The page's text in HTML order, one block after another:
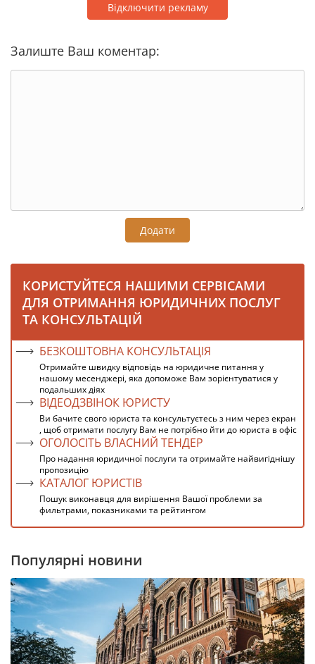
Відключити рекламу
Залиште Ваш коментар:
Додати
КОРИСТУЙТЕСЯ НАШИМИ СЕРВІСАМИ
ДЛЯ ОТРИМАННЯ ЮРИДИЧНИХ ПОСЛУГ
ТА КОНСУЛЬТАЦІЙ
БЕЗКОШТОВНА КОНСУЛЬТАЦІЯ
Отримайте швидку відповідь на юридичне питання у
нашому месенджері, яка допоможе Вам зорієнтуватися у
подальших діях
ВІДЕОДЗВІНОК ЮРИСТУ
Ви бачите свого юриста та консультуєтесь з ним через екран
, щоб отримати послугу Вам не потрібно йти до юриста в офіс
ОГОЛОСІТЬ ВЛАСНИЙ ТЕНДЕР
Про надання юридичної послуги та отримайте найвигіднішу
пропозицію
КАТАЛОГ ЮРИСТІВ
Пошук виконавця для вирішення Вашої проблеми за
фильтрами, показниками та рейтингом
Популярні новини